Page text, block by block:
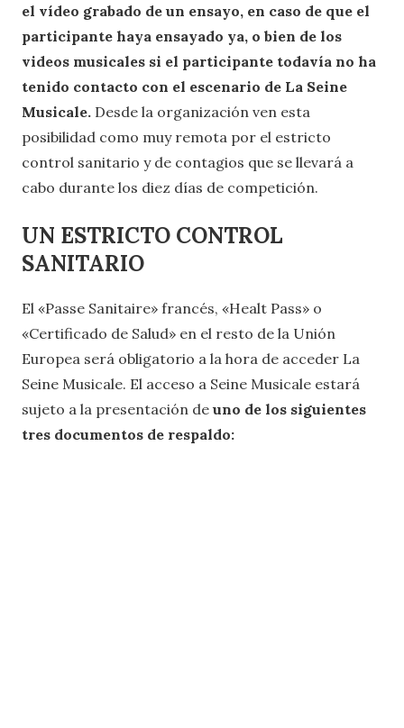
el vídeo grabado de un ensayo, en caso de que el
participante haya ensayado ya, o bien de los
videos musicales si el participante todavía no ha
tenido contacto con el escenario de La Seine
Musicale. Desde la organización ven esta
posibilidad como muy remota por el estricto
control sanitario y de contagios que se llevará a
cabo durante los diez días de competición.
UN ESTRICTO CONTROL
SANITARIO
El «Passe Sanitaire» francés, «Healt Pass» o
«Certificado de Salud» en el resto de la Unión
Europea será obligatorio a la hora de acceder La
Seine Musicale. El acceso a Seine Musicale estará
sujeto a la presentación de uno de los siguientes
tres documentos de respaldo: